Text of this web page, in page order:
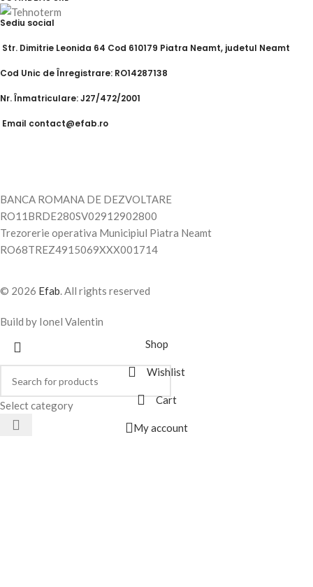
Sediu social
Str. Dimitrie Leonida 64 Cod 610179 Piatra Neamt, judetul Neamt
Cod Unic de Înregistrare: RO14287138
Nr. Înmatriculare: J27/472/2001
Email contact@efab.ro
BANCA ROMANA DE DEZVOLTARE
RO11BRDE280SV02912902800
Trezorerie operativa Municipiul Piatra Neamt
RO68TREZ4915069XXX001714
© 2026 Efab. All rights reserved
Build by Ionel Valentin
Select category
Shop
Wishlist
Cart
My account